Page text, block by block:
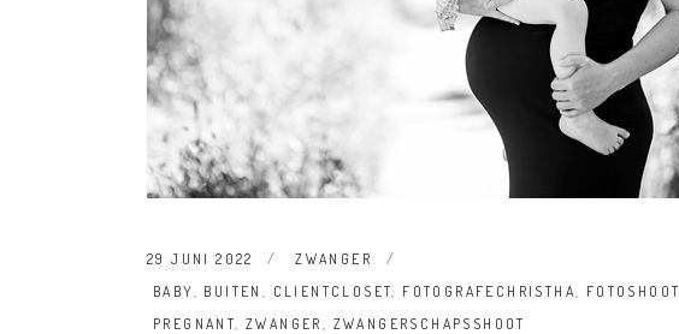
29 JUNI 2022
ZWANGER
BABY
BUITEN CLIENTCLOSET FOTOGRAFECHRISTHA FOTOSHOOT
PREGNANT ,ZWANGER ZWANGERSCHAPSSHOOT